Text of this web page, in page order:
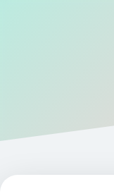
Gizlilik Politikası
Yasal Uyarı